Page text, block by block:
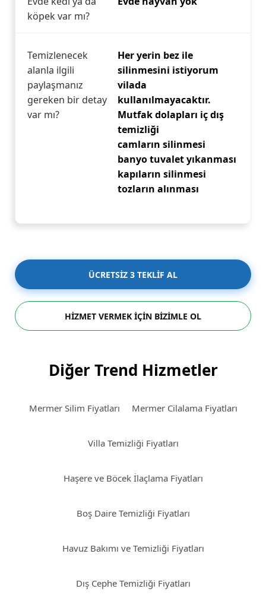
köpek var mı?
Temizlenecek
alanla ilgili
paylaşmanız
gereken bir detay
var mı?
Her yerin bez ile
silinmesini istiyorum
vilada
kullanılmayacaktır.
Mutfak dolapları iç dış
temizliği
camların silinmesi
banyo tuvalet yıkanması
kapıların silinmesi
tozların alınması
ÜCRETSİZ 3 TEKLİF AL
HİZMET VERMEK İÇİN BİZİMLE OL
Diğer Trend Hizmetler
Mermer Silim Fiyatları Mermer Cilalama Fiyatları
Villa Temizliği Fiyatları
Haşere ve Böcek İlaçlama Fiyatları
Boş Daire Temizliği Fiyatları
Havuz Bakımı ve Temizliği Fiyatları
Dış Cephe Temizliği Fiyatları